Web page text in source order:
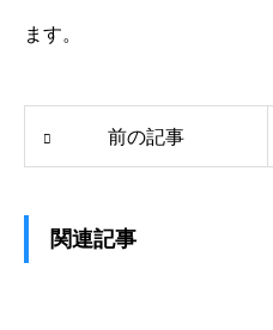
ます。
前の記事
関連記事